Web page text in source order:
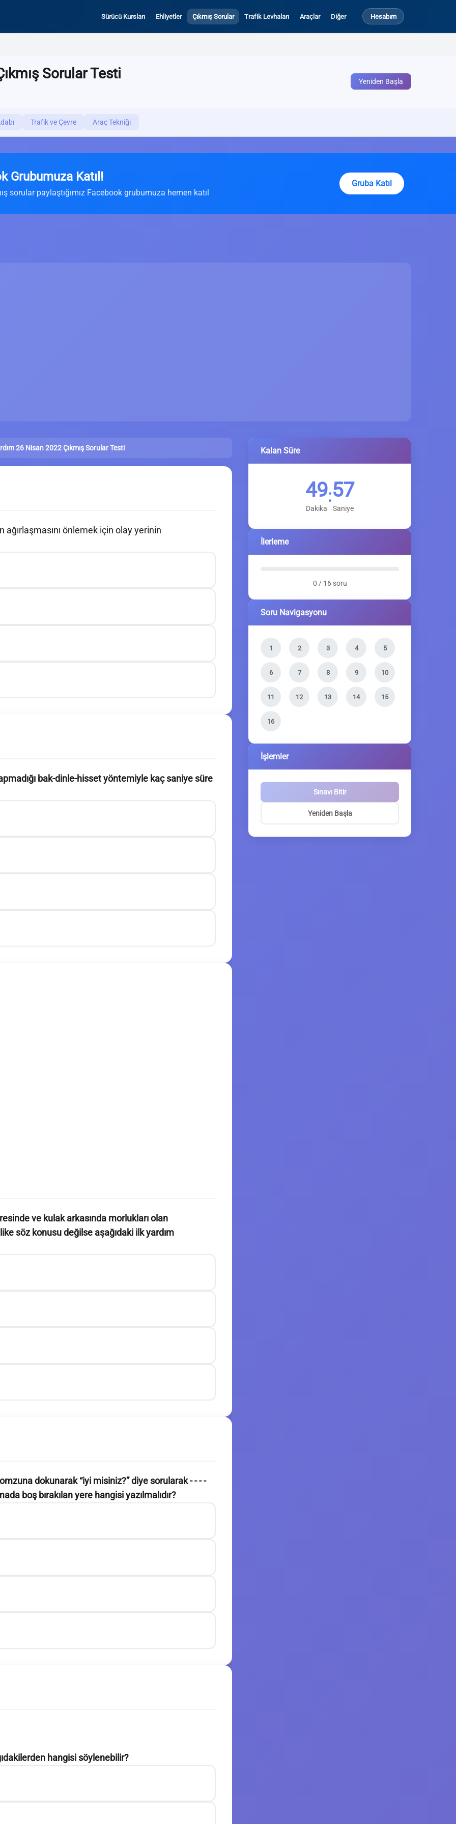
Sürücü Kursları Ehliyetler Çıkmış Sorular Trafik Levhaları Araçlar Diğer Hesabım
Sorular Testi Yeniden Başla
Trafik ve Çevre Araç Tekniği
Grubumuza Katıl!
sorular paylaştığımız Facebook grubumuza hemen katıl
Gruba Katıl
26 Nisan 2022 Çıkmış Sorular Testi
ağırlaşmasını önlemek için olay yerinin
bak-dinle-hisset yöntemiyle kaç saniye süre
ve kulak arkasında morlukları olan
söz konusu değilse aşağıdaki ilk yardım
dokunarak “iyi misiniz?” diye sorularak - - - -
boş bırakılan yere hangisi yazılmalıdır?
hangisi söylenebilir?
Kalan Süre
49
Dakika
:56
Saniye
İlerleme
0 / 16 soru
Soru Navigasyonu
1 2 3 4 5
6 7 8 9 10
11 12 13 14 15
16
İşlemler
Sınavı Bitir
Yeniden Başla